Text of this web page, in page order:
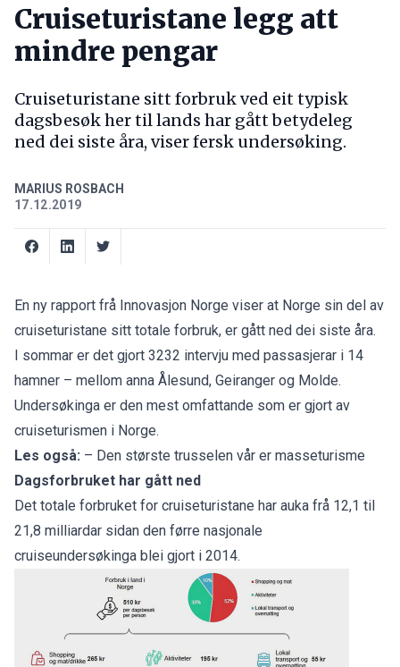
Cruiseturistane legg att
mindre pengar
Cruiseturistane sitt forbruk ved eit typisk
dagsbesøk her til lands har gått betydeleg
ned dei siste åra, viser fersk undersøking.
MARIUS ROSBACH
17.12.2019
En ny rapport frå Innovasjon Norge viser at Norge sin del av
cruiseturistane sitt totale forbruk, er gått ned dei siste åra.
I sommar er det gjort 3232 intervju med passasjerar i 14
hamner – mellom anna Ålesund, Geiranger og Molde.
Undersøkinga er den mest omfattande som er gjort av
cruiseturismen i Norge.
Les også: – Den største trusselen vår er masseturisme
Dagsforbruket har gått ned
Det totale forbruket for cruiseturistane har auka frå 12,1 til
21,8 milliardar sidan den førre nasjonale
cruiseundersøkinga blei gjort i 2014.